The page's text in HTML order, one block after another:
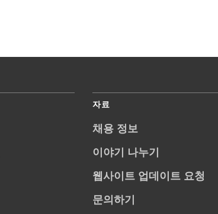
자료
채용 정보
이야기 나누기
웹사이트 업데이트 요청
문의하기